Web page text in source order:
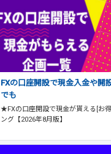
FXの口座開設で現金入金や開
でも
★FXの口座開設で現金が貰える[お
ング【2026年8月版】